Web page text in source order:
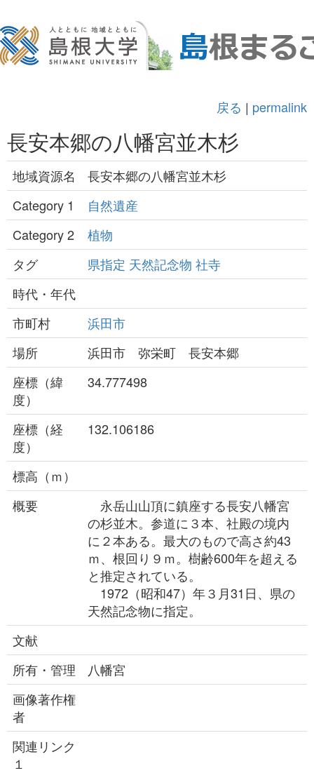
戻る | permalink
長安本郷の八幡宮並木杉
地域資源名
長安本郷の八幡宮並木杉
Category 1
自然遺産
Category 2
植物
タグ
県指定 天然記念物 社寺
時代・年代
市町村
浜田市
場所
浜田市 弥栄町 長安本郷
座標（緯
度）
34.777498
座標（経
度）
132.106186
標高（ｍ）
概要
永岳山山頂に鎮座する長安八幡宮
の杉並木。参道に３本、社殿の境内
に２本ある。最大のもので高さ約43
ｍ、根回り９ｍ。樹齢600年を超える
と推定されている。
1972（昭和47）年３月31日、県の
天然記念物に指定。
文献
所有・管理
八幡宮
画像著作権
者
関連リンク
１